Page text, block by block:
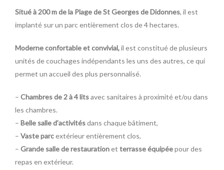
Situé à 200 m de la Plage de St Georges de Didonnes, il est
implanté sur un parc entièrement clos de 4 hectares.
Moderne confortable et convivial,il est constitué de plusieurs
unités de couchages indépendants les uns des autres, ce qui
permet un accueil des plus personnalisé.
– Chambres de 2 à 4 litsavec sanitaires à proximité et/ou dans
les chambres.
– Belle salle d’activitésdans chaque bâtiment,
– Vaste parcextérieur entièrement clos,
– Grande salle de restaurationet terrasse équipéepour des
repas en extérieur.